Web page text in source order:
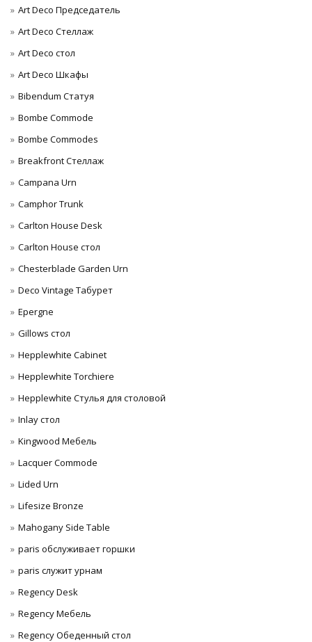
Art Deco Председатель
Art Deco Стеллаж
Art Deco стол
Art Deco Шкафы
Bibendum Статуя
Bombe Commode
Bombe Commodes
Breakfront Стеллаж
Campana Urn
Camphor Trunk
Carlton House Desk
Carlton House стол
Chesterblade Garden Urn
Deco Vintage Табурет
Epergne
Gillows стол
Hepplewhite Cabinet
Hepplewhite Torchiere
Hepplewhite Стулья для столовой
Inlay стол
Kingwood Мебель
Lacquer Commode
Lided Urn
Lifesize Bronze
Mahogany Side Table
paris обслуживает горшки
paris служит урнам
Regency Desk
Regency Мебель
Regency Обеденный стол